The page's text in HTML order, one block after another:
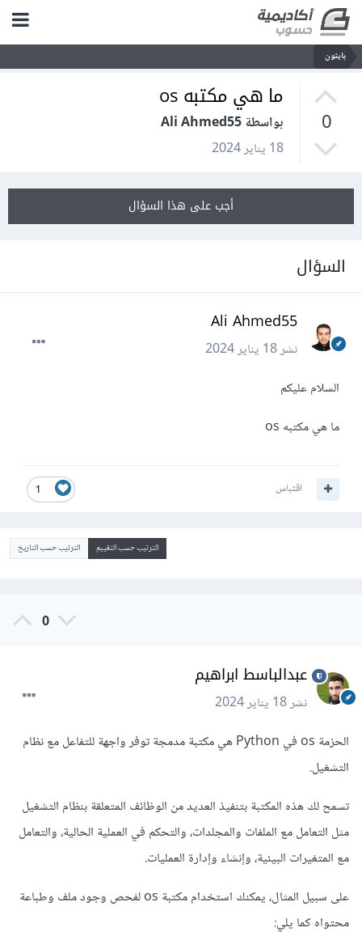
بايثون
0
ما هي مكتبه os
بواسطة Ali Ahmed55
18 يناير 2024
أجب على هذا السؤال
السؤال
Ali Ahmed55
نشر18 يناير 2024
السلام عليكم
ما هي مكتبه os
1 اقتباس
الترتيب حسب التقييم الترتيب حسب التاريخ
0
عبدالباسط ابراهيم
نشر18 يناير 2024
الحزمة os في Python هي مكتبة مدمجة توفر واجهة للتفاعل مع نظام
التشغيل.
تسمح لك هذه المكتبة بتنفيذ العديد من الوظائف المتعلقة بنظام التشغيل
مثل التعامل مع الملفات والمجلدات، والتحكم في العملية الحالية، والتعامل
مع المتغيرات البيئية، وإنشاء وإدارة العمليات.
على سبيل المثال، يمكنك استخدام مكتبة os لفحص وجود ملف وطباعة
محتواه كما يلي: